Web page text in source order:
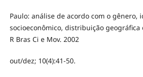
Paulo: análise de acordo com o gênero,
socioeconômico, distribuição geográfica
R Bras Ci e Mov. 2002
out/dez; 10(4):41-50.